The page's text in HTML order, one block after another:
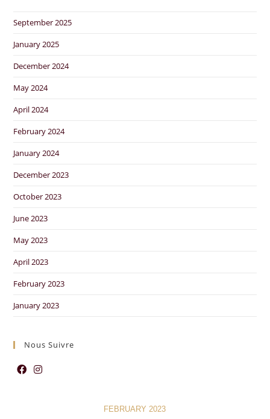
September 2025
January 2025
December 2024
May 2024
April 2024
February 2024
January 2024
December 2023
October 2023
June 2023
May 2023
April 2023
February 2023
January 2023
Nous Suivre
FEBRUARY 2023